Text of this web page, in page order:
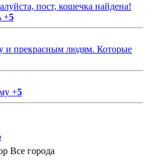
пост, кошечка найдена!
+5
и прекрасным людям. Которые
+5
Все города